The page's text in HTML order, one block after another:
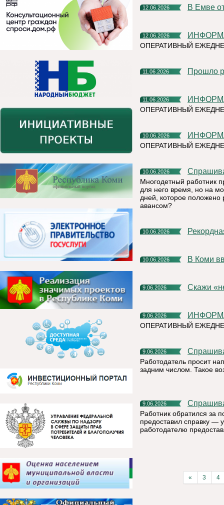
12.06.2026 В Емве
12.06.2026
ОПЕРАТИВНЫЙ
11.06.2026 Прошло
11.06.2026
ОПЕРАТИВНЫЙ
10.06.2026
ОПЕРАТИВНЫЙ
10.06.2026
Многодетный работник
для него время, но на
дней, которое положено
авансом?
10.06.2026
10.06.2026 В Коми
9.06.2026 Скажи
9.06.2026
ОПЕРАТИВНЫЙ
9.06.2026
Работодатель просит
задним числом. Такое
9.06.2026
Работник обратился за
предоставил справку —
работодателю
« 3 4